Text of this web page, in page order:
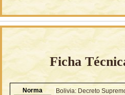
Ficha
Norma
Bolivia: Decreto